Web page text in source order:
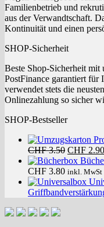
Familienbetrieb und
aus der Verwandtschaft.
Kontinuität und einen
SHOP-Sicherheit
Beste Shop-Sicherheit mit
PostFinance garantiert für
verwendet stets die
Onlinezahlung so sicher
SHOP-Bestseller
CHF3.50
Preis
war:
CHF 3.50
CHF 2.90
CHF 3.80 inkl. MwSt